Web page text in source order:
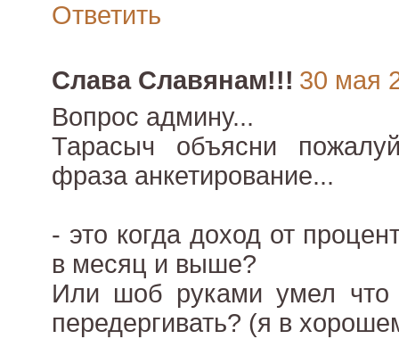
Ответить
Слава Славянам!!! 30 мая
Вопрос админу...
Тарасыч объясни
фраза анкетирование...
- это когда доход от
в месяц и выше?
Или шоб руками умел что
передергивать? (я в